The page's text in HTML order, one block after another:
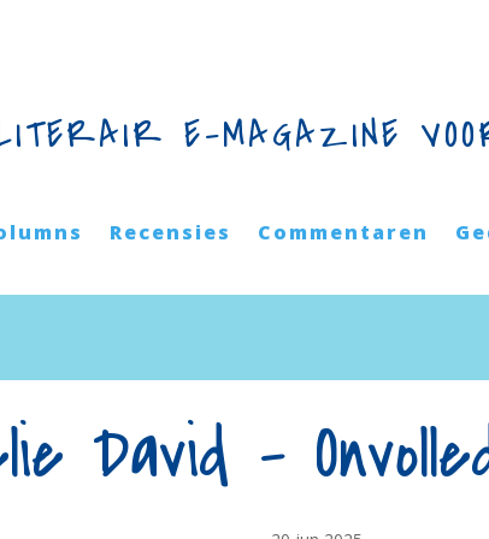
E-MAGAZINE
Recensies Commentaren
David –